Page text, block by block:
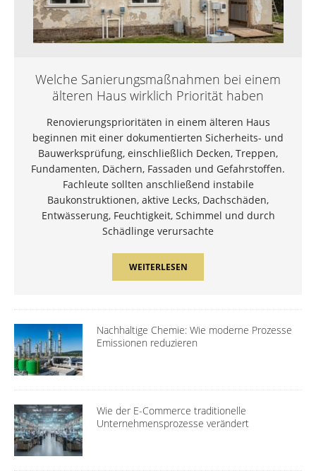
Welche Sanierungsmaßnahmen bei einem
älteren Haus wirklich Priorität haben
Renovierungsprioritäten in einem älteren Haus
beginnen mit einer dokumentierten Sicherheits- und
Bauwerksprüfung, einschließlich Decken, Treppen,
Fundamenten, Dächern, Fassaden und Gefahrstoffen.
Fachleute sollten anschließend instabile
Baukonstruktionen, aktive Lecks, Dachschäden,
Entwässerung, Feuchtigkeit, Schimmel und durch
Schädlinge verursachte
WEITERLESEN
Nachhaltige Chemie: Wie moderne Prozesse
Emissionen reduzieren
Wie der E-Commerce traditionelle
Unternehmensprozesse verändert